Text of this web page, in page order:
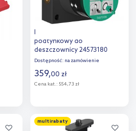
Hansgrohe element
podtynkowy do
deszczownicy 24573180
Dostępność: na zamówienie
359,00 zł
Cena kat.: 554,73 zł
Dodaj do
multirabaty